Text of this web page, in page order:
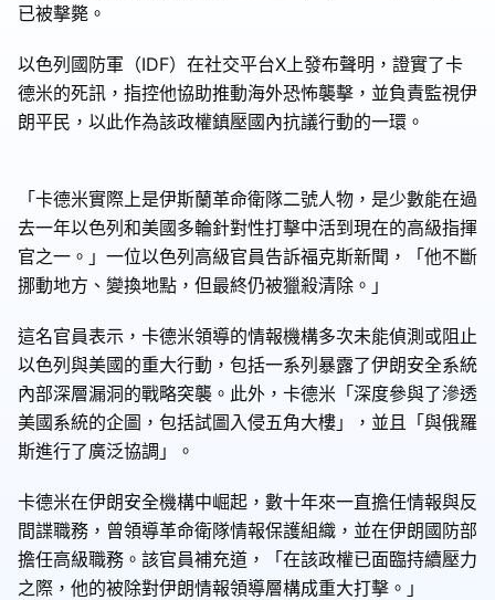
已被擊斃。
以色列國防軍（IDF）在社交平台X上發布聲明，證實了卡
德米的死訊，指控他協助推動海外恐怖襲擊，並負責監視伊
朗平民，以此作為該政權鎮壓國內抗議行動的一環。
「卡德米實際上是伊斯蘭革命衛隊二號人物，是少數能在過
去一年以色列和美國多輪針對性打擊中活到現在的高級指揮
官之一。」一位以色列高級官員告訴福克斯新聞，「他不斷
挪動地方、變換地點，但最終仍被獵殺清除。」
這名官員表示，卡德米領導的情報機構多次未能偵測或阻止
以色列與美國的重大行動，包括一系列暴露了伊朗安全系統
內部深層漏洞的戰略突襲。此外，卡德米「深度參與了滲透
美國系統的企圖，包括試圖入侵五角大樓」，並且「與俄羅
斯進行了廣泛協調」。
卡德米在伊朗安全機構中崛起，數十年來一直擔任情報與反
間諜職務，曾領導革命衛隊情報保護組織，並在伊朗國防部
擔任高級職務。該官員補充道，「在該政權已面臨持續壓力
之際，他的被除對伊朗情報領導層構成重大打擊。」